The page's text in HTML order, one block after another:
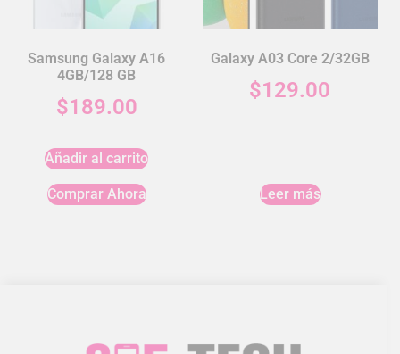
Samsung Galaxy A16
4GB/128 GB
$189.00
Añadir al carrito
Comprar Ahora
Galaxy A03 Core 2/32GB
$129.00
Leer más